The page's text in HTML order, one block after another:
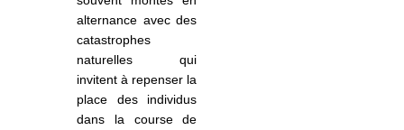
alternance avec des
catastrophes
naturelles qui
invitent à repenser la
place des individus
dans la course de